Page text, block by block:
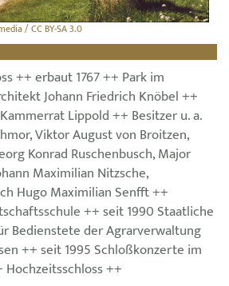
/ CC BY-SA 3.0
++ erbaut 1767 ++ Park im
Johann Friedrich Knöbel ++
Lippold ++ Besitzer u. a.
Viktor August von Broitzen,
Konrad Ruschenbusch, Major
Maximilian Nitzsche,
Hugo Maximilian Senfft ++
++ seit 1990 Staatliche
Bedienstete der Agrarverwaltung
++ seit 1995 Schloßkonzerte im
Hochzeitsschloss ++